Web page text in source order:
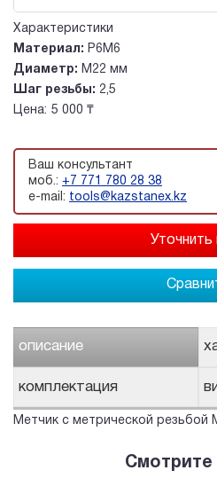
Характеристики
Материал: Р6М6
Диаметр: М22 мм
Шаг резьбы: 2,5
Цена: 5 000 ₸
Ваш консультант
моб.: +7 771 780 28 38
e-mail: tools@kazstanex.kz
описание
комплектация
Метчик с метрической резьбой
Смотрите